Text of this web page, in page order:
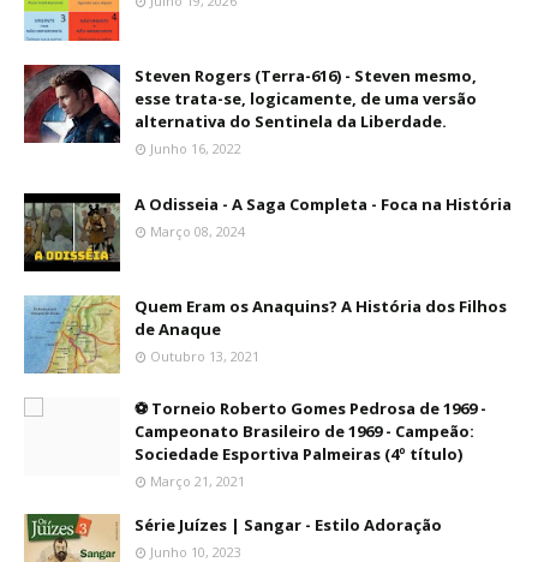
Steven Rogers (Terra-616) - Steven mesmo,
esse trata-se, logicamente, de uma versão
alternativa do Sentinela da Liberdade.
Junho 16, 2022
A Odisseia - A Saga Completa - Foca na História
Março 08, 2024
Quem Eram os Anaquins? A História dos Filhos
de Anaque
Outubro 13, 2021
⚽ Torneio Roberto Gomes Pedrosa de 1969 -
Campeonato Brasileiro de 1969 - Campeão:
Sociedade Esportiva Palmeiras (4º título)
Março 21, 2021
Série Juízes | Sangar - Estilo Adoração
Junho 10, 2023